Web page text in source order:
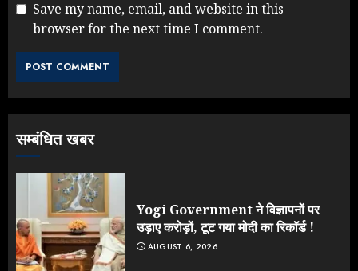
Save my name, email, and website in this
browser for the next time I comment.
सम्बंधित खबर
Yogi Government ने विज्ञापनों पर
उड़ाए करोड़ों, टूट गया मोदी का रिकॉर्ड !
AUGUST 6, 2026
NEET महाघोटाले पर Rahul Gandhi
4